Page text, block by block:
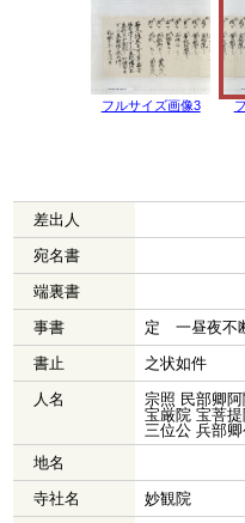
フルサイズ画像3
差出人
宛名書
端裏書
事書
定 一昼夜不
書止
之状如件
人名
宗照 民部卿
宝厳院 宝菩
三位公 兵部
地名
寺社名
妙観院